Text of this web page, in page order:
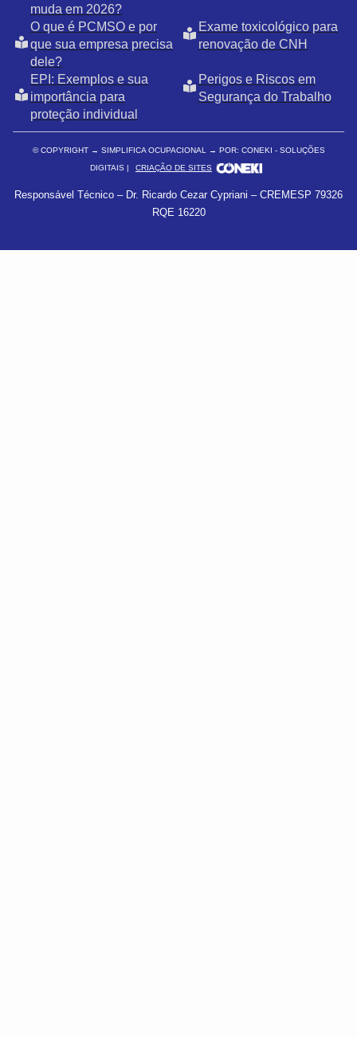
muda em 2026?
O que é PCMSO e por
que sua empresa precisa
dele?
Exame toxicológico para
renovação de CNH
EPI: Exemplos e sua
importância para
proteção individual
Perigos e Riscos em
Segurança do Trabalho
© COPYRIGHT → SIMPLIFICA OCUPACIONAL → POR: CONEKI - SOLUÇÕES
DIGITAIS |
CRIAÇÃO DE SITES
Responsável Técnico – Dr. Ricardo Cezar Cypriani – CREMESP 79326
RQE 16220